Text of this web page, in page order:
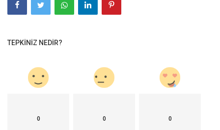
TEPKINIZ NEDIR?
0 0 0